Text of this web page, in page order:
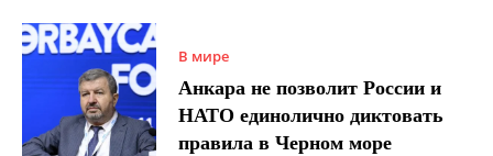
В мире
Анкара не позволит России и
НАТО единолично диктовать
правила в Черном море